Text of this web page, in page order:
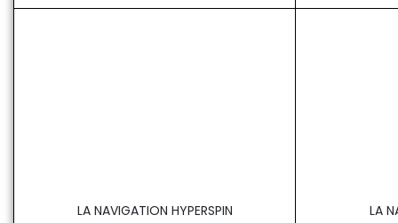
LA NAVIGATION HYPERSPIN LA